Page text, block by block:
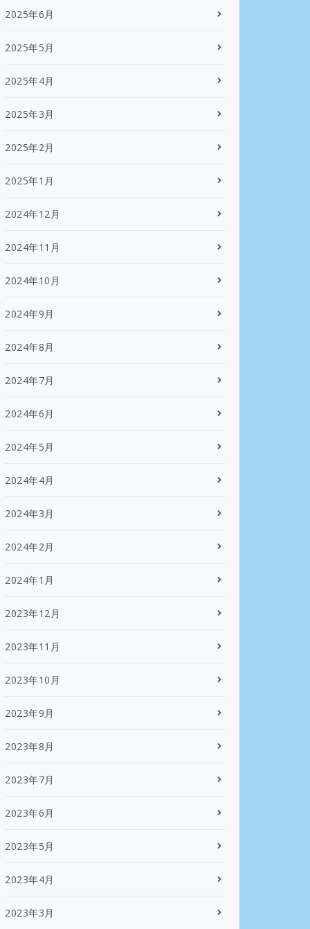
2025年6月
2025年5月
2025年4月
2025年3月
2025年2月
2025年1月
2024年12月
2024年11月
2024年10月
2024年9月
2024年8月
2024年7月
2024年6月
2024年5月
2024年4月
2024年3月
2024年2月
2024年1月
2023年12月
2023年11月
2023年10月
2023年9月
2023年8月
2023年7月
2023年6月
2023年5月
2023年4月
2023年3月